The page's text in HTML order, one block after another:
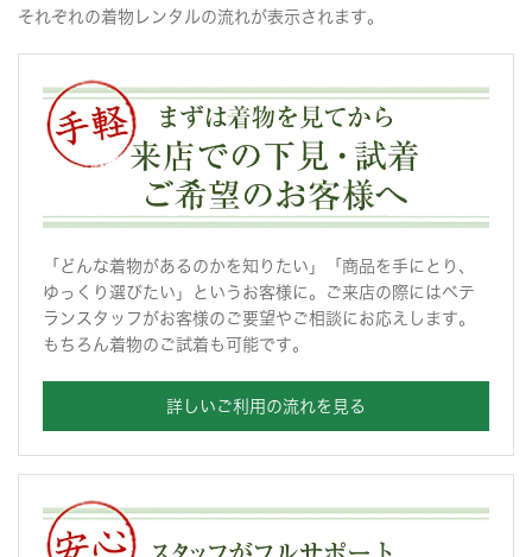
それぞれの着物レンタルの流れが表示されます。
「どんな着物があるのかを知りたい」「商品を手にとり、
ゆっくり選びたい」というお客様に。ご来店の際にはベテ
ランスタッフがお客様のご要望やご相談にお応えします。
もちろん着物のご試着も可能です。
詳しいご利用の流れを見る